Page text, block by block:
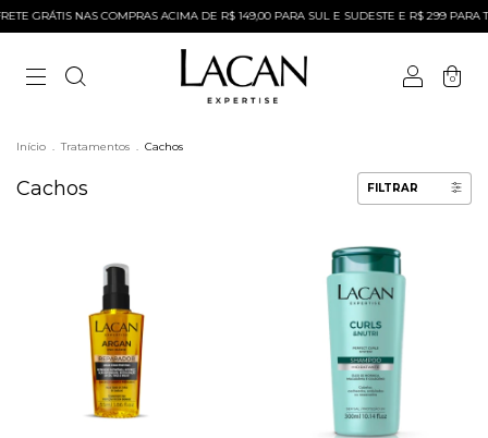
GRÁTIS NAS COMPRAS ACIMA DE R$ 149,00 PARA SUL E SUDESTE E R$ 299 PARA
0
Início . Tratamentos . Cachos
Cachos FILTRAR